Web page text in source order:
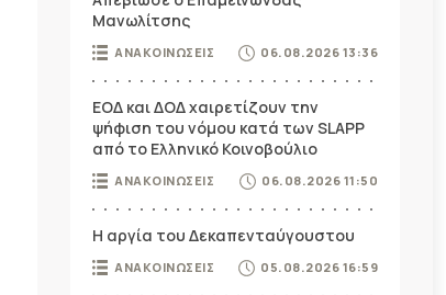
Μανωλίτσης
ΑΝΑΚΟΙΝΩΣΕΙΣ 06.08.2026 13:36
ΕΟΔ και ΔΟΔ χαιρετίζουν την
ψήφιση του νόμου κατά των SLAPP
από το Ελληνικό Κοινοβούλιο
ΑΝΑΚΟΙΝΩΣΕΙΣ 06.08.2026 11:50
Η αργία του Δεκαπενταύγουστου
ΑΝΑΚΟΙΝΩΣΕΙΣ 05.08.2026 16:59